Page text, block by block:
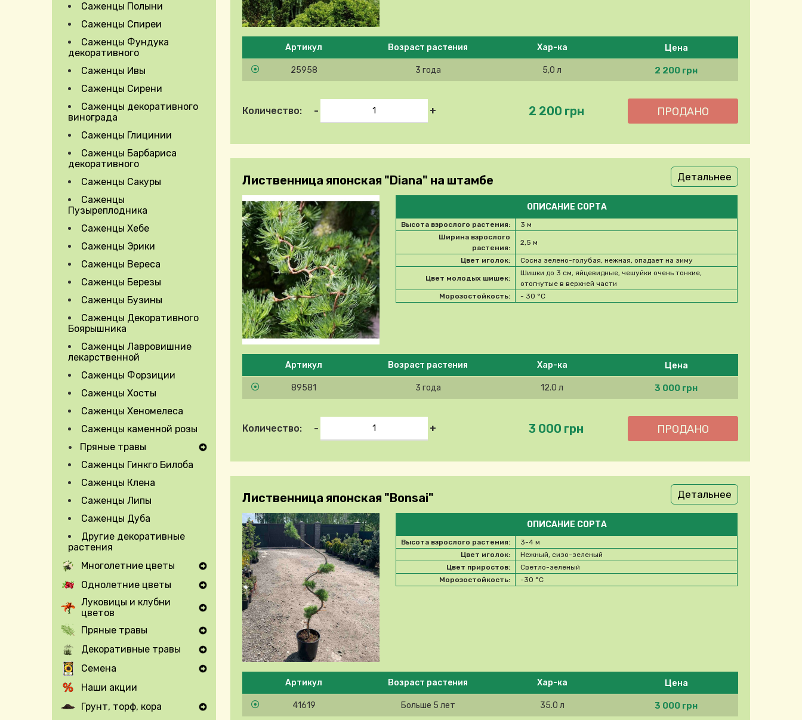
Саженцы Полыни
Саженцы Спиреи
Саженцы Фундука
декоративного
Саженцы Ивы
Саженцы Сирени
Саженцы декоративного
винограда
Саженцы Глицинии
Саженцы Барбариса
декоративного
Саженцы Сакуры
Саженцы
Пузыреплодника
Саженцы Хебе
Саженцы Эрики
Саженцы Вереса
Саженцы Березы
Саженцы Бузины
Саженцы Декоративного
Боярышника
Саженцы Лавровишние
лекарственной
Саженцы Форзиции
Саженцы Хосты
Саженцы Хеномелеса
Саженцы каменной розы
Пряные травы
Expand Secondary Navigation Menu
Саженцы Гинкго Билоба
Саженцы Клена
Саженцы Липы
Саженцы Дуба
Другие декоративные
растения
Многолетние цветы
Expand Secondary Navigation Menu
Однолетние цветы
Expand Secondary Navigation Menu
Луковицы и клубни
цветов
Expand Secondary Navigation Menu
Пряные травы
Expand Secondary Navigation Menu
Декоративные травы
Expand Secondary Navigation Menu
Семена
Expand Secondary Navigation Menu
Наши акции
Грунт, торф, кора
Expand Secondary Navigation Menu
Please select product
Артикул Возраст растения Хар-ка Цена
25958 3 года 5,0 л 2 200 грн
Количество: - + 2 200 грн
Лиственница японская "Diana" на штамбе Детальнее
ОПИСАНИЕ СОРТА
Высота взрослого растения:
3 м
Ширина взрослого
растения:
2,5 м
Цвет иголок: Сосна зелено-голубая, нежная, опадает на зиму
Цвет молодых шишек:
Шишки до 3 см, яйцевидные, чешуйки очень тонкие,
отогнутые в верхней части
Морозостойкость:
- 30 °C
Please select product
Артикул Возраст растения Хар-ка Цена
89581 3 года 12.0 л 3 000 грн
Количество: - + 3 000 грн
Лиственница японская "Bonsai" Детальнее
ОПИСАНИЕ СОРТА
Высота взрослого растения:
3-4 м
Цвет иголок:
Нежный, сизо-зеленый
Цвет приростов:
Светло-зеленый
Морозостойкость:
-30 °C
Please select product
Артикул Возраст растения Хар-ка Цена
41619 Больше 5 лет 35.0 л 3 000 грн